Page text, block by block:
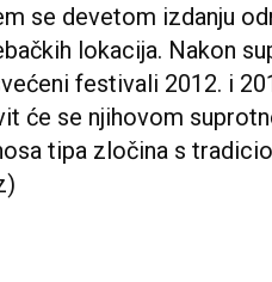
se devetom izdanju
lokacija. Nakon
festivali 2012. i
će se njihovom
tipa zločina s